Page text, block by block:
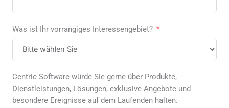
Was ist Ihr vorrangiges Interessengebiet?
Centric Software würde Sie gerne über Produkte,
Dienstleistungen, Lösungen, exklusive Angebote und
besondere Ereignisse auf dem Laufenden halten.